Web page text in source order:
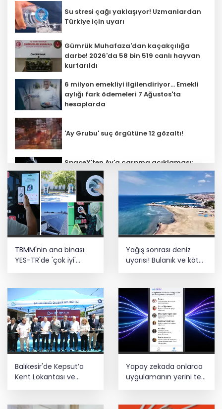
Su stresi çağı yaklaşıyor! Uzmanlardan
Türkiye için uyarı
Gümrük Muhafaza'dan kaçakçılığa
darbe! 2026'da 58 bin 519 canlı hayvan
kurtarıldı
6 milyon emekliyi ilgilendiriyor... Emekli
aylığı fark ödemeleri 7 Ağustos'ta
hesaplarda
'Ay Grubu' suç örgütüne 12 gözaltı!
SpaceX'ten Ay'a çarpma açıklaması:
Sorumlu uzay operasyonları için
çalışıyoruz
Bozcaada mercan resifleri için koruma
seferberliği... 180 deniz canlısı türü kayıt
altına alındı
Türk F-16'ları NATO görevi için
Estonya'da... MSB yerli savunma
sistemleriyle güçleniyor
ediyor... Hudutlarda 490 kişi yakalandı
TBMM'nin ana binası
YES-TR'de 'çok iyi'
Yağış sonrası deniz
uyarısı! Bulanık ve kötü
Balıkesir'de Kepsut’a
Kent Lokantası ve
Yapay zekada onlarca
uygulamanın yerini tek